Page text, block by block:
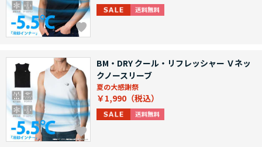
BM・DRY クール・リフレッシャー Ｖネッ
クノースリーブ
夏の大感謝祭
￥1,990